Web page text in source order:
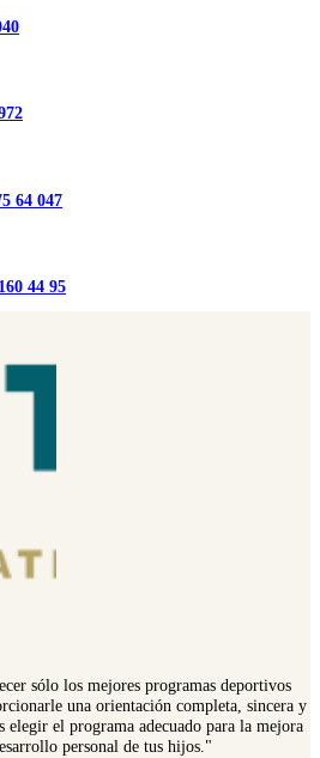
64 047
44 95
sólo los mejores programas deportivos
una orientación completa, sincera y
elegir el programa adecuado para la mejora
personal de tus hijos."